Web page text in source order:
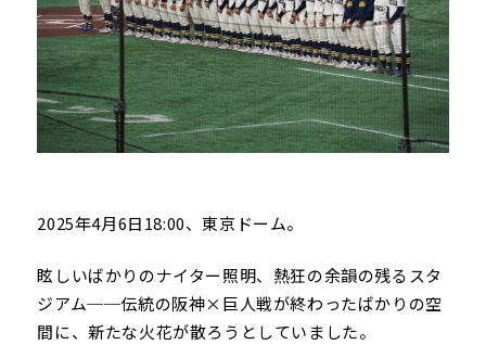
2025年4月6日18:00、東京ドーム。
眩しいばかりのナイター照明、熱狂の余韻の残るスタ
ジアム──伝統の阪神×巨人戦が終わったばかりの空
間に、新たな火花が散ろうとしていました。